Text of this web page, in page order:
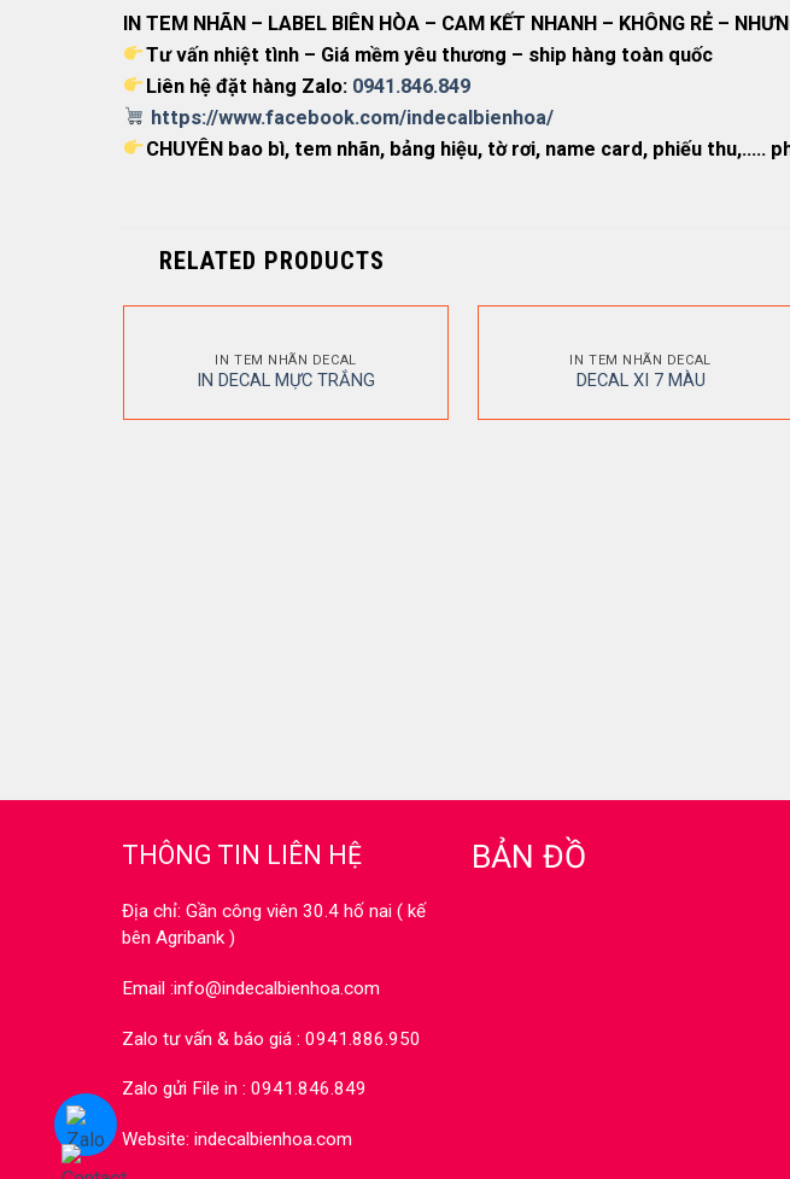
IN TEM NHÃN – LABEL BIÊN HÒA – CAM KẾT NHANH – KHÔNG RẺ –
Tư vấn nhiệt tình – Giá mềm yêu thương – ship hàng toàn quốc
Liên hệ đặt hàng Zalo: 0941.846.849
https://www.facebook.com/indecalbienhoa/
CHUYÊN bao bì, tem nhãn, bảng hiệu, tờ rơi, name card, phiếu thu,…..
RELATED PRODUCTS
IN TEM NHÃN DECAL
IN DECAL MỰC TRẮNG
IN TEM NHÃN DECAL
DECAL XI 7 MÀU
THÔNG TIN LIÊN HỆ
Địa chỉ: Gần công viên 30.4 hố nai ( kế
bên Agribank )
Email :info@indecalbienhoa.com
Zalo tư vấn & báo giá : 0941.886.950
Zalo gửi File in : 0941.846.849
Website: indecalbienhoa.com
BẢN ĐỒ